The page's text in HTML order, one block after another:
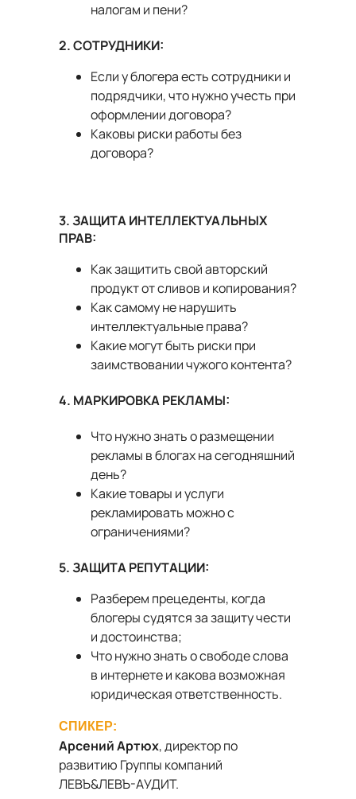
налогам и пени?
2. СОТРУДНИКИ:
Если у блогера есть сотрудники и
подрядчики, что нужно учесть при
оформлении договора?
Каковы риски работы без
договора?
3. ЗАЩИТА ИНТЕЛЛЕКТУАЛЬНЫХ
ПРАВ:
Как защитить свой авторский
продукт от сливов и копирования?
Как самому не нарушить
интеллектуальные права?
Какие могут быть риски при
заимствовании чужого контента?
4. МАРКИРОВКА РЕКЛАМЫ:
Что нужно знать о размещении
рекламы в блогах на сегодняшний
день?
Какие товары и услуги
рекламировать можно с
ограничениями?
5. ЗАЩИТА РЕПУТАЦИИ:
Разберем прецеденты, когда
блогеры судятся за защиту чести
и достоинства;
Что нужно знать о свободе слова
в интернете и какова возможная
юридическая ответственность.
СПИКЕР:
Арсений Артюх, директор по
развитию Группы компаний
ЛЕВЪ&ЛЕВЪ-АУДИТ.